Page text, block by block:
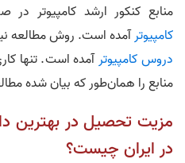
منابع کنکور ارشد کامپیوتر در
کامپیوترآمده است. روش مطالعه
دروس کامپیوترآمده است. تنها
منابع را همان‌طور که بیان شده
مزیت تحصیل در بهترین
در ایران چیست؟